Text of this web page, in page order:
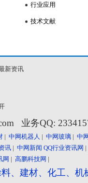
行业应用
技术文献
新资讯
业务QQ:
| 中网机器人 | 中网玻璃 | 中
讯 | 中网新闻 QQ行业资讯网
网 | 高鹏科技网 |
、建材、化工、